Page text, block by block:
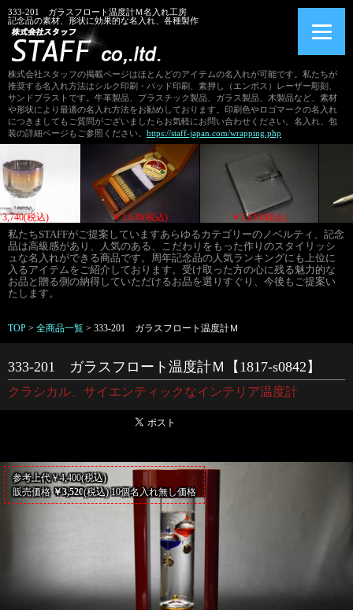
333-201 ガラスフロート温度計Ｍ名入れ工房
記念品の素材、形状に効果的な名入れ、各種製作
株式会社スタッフの掲載ページはほとんどのアイテムの名入れが可能です。私たちが
推奨する名入れ方法はシルク印刷・パッド印刷、素押し（エンボス）レーザー彫刻、
サンドブラストです。牛革製品、プラスチック製品、ガラス製品、木製品など、素材
や形状により最適の名入れ方法をお勧めしております。印刷色やロゴマークの名入れ
につきましてもご質問がございましたらお気軽にお問い合わせください。名入れ、包
装の詳細ページもご参照ください。 https://staff-japan.com/wrapping.php
￥3,740(税込)
私たちSTAFFがご提案していますあらゆるカテゴリーのノベルティ、記念
品は高級感があり、人気のある、こだわりをもった作りのスタイリッシ
ュな名入れができる商品です。周年記念品の人気ランキングにも上位に
入るアイテムをご紹介しております。受け取った方の心に残る魅力的な
お品と贈る側の納得していただけるお品を選りすぐり、今後もご提案い
たします。
TOP > 全商品一覧 > 333-201 ガラスフロート温度計Ｍ
333-201 ガラスフロート温度計Ｍ【1817-s0842】
クラシカル、サイエンティックなインテリア温度計
参考上代￥4,400(税込)
販売価格￥3,520(税込) 10個名入れ無し価格